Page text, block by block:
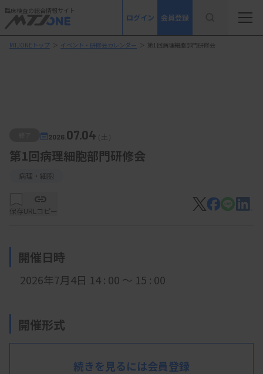
臨床検査の総合情報サイト
ログイン 会員登録
MTJONEトップ ＞ イベント・研修会カレンダー ＞ 第1回病理細胞部門研修会
2026. 07.04（土）
第1回病理細胞部門研修会
病理・細胞
保存URLコピー
開催日時
2026年7月4日 14 : 00 ～ 15 : 00
開催形式
LIVE配信
続きを見るには会員登録